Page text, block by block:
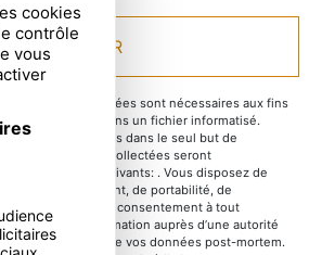
cookies
contrôle
vousENVOYER
communiquées sont nécessaires aux fins
enregistrées dans un fichier informatisé.
et ses sous-traitants dans le seul but de
Les données collectées seront
destinataires suivants: . Vous disposez de
d’effacement, de portabilité, de
de retrait de votre consentement à tout
une réclamation auprès d’une autorité
le sort de vos données post-mortem.